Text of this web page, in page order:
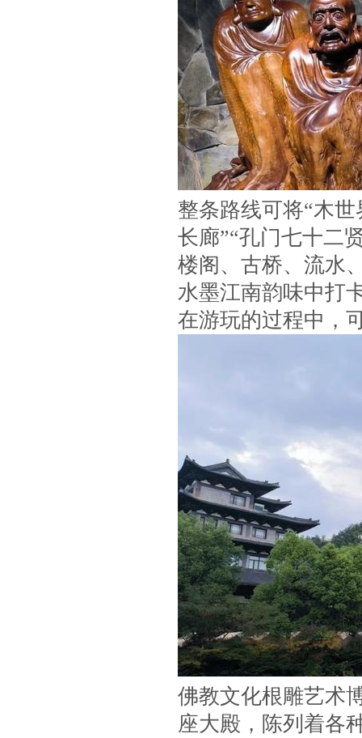
整条路线可将“木
长廊”“孔门七十二
楼阁、古桥、流水
水墨江南韵味中打
在游玩的过程中，
佛教文化根雕艺术
座大殿，陈列着各